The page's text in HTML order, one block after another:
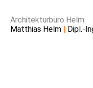
Architekturbüro Helm
Matthias Helm | Dipl.-